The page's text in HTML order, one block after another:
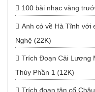
100 bài nhạc vàng
Anh có về Hà Tĩnh với
Nghệ (22K)
Trích Đoạn Cải Lương
Thủy Phần 1 (12K)
Trích đoạn tân cổ